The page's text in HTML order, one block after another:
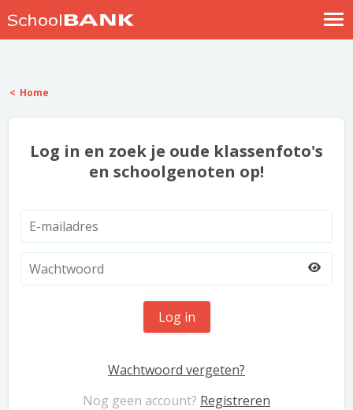
Help
Home
Log in en zoek je oude klassenfoto's
en schoolgenoten op!
Log in
Wachtwoord vergeten?
Nog geen account? Registreren